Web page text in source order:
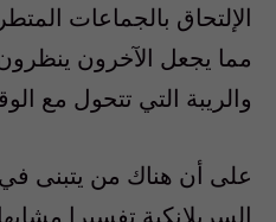
الإلتحاق بالجماعات
مما يجعل الآخرون
والريبة التي تتحول مع
على أن هناك من يتبنى في